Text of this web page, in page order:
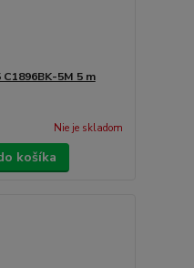
C1896BK-5M 5 m
Nie je skladom
košíka